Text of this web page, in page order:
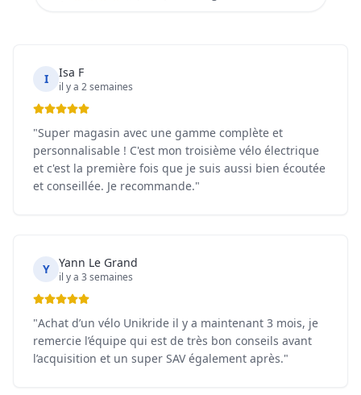
I Isa F
il y a 2 semaines
"Super magasin avec une gamme complète et
personnalisable ! C'est mon troisième vélo électrique
et c'est la première fois que je suis aussi bien écoutée
et conseillée. Je recommande."
Y Yann Le Grand
il y a 3 semaines
"Achat d’un vélo Unikride il y a maintenant 3 mois, je
remercie l’équipe qui est de très bon conseils avant
l’acquisition et un super SAV également après."